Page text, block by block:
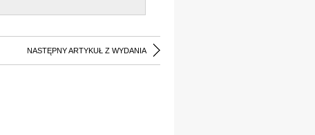
NASTĘPNY ARTYKUŁ Z WYDANIA